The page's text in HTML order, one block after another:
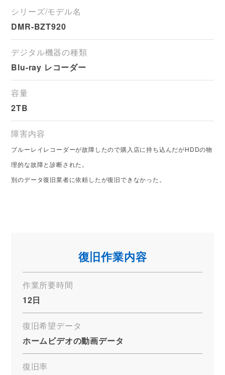
シリーズ/モデル名
DMR-BZT920
デジタル機器の種類
Blu-ray レコーダー
容量
2TB
障害内容
ブルーレイレコーダーが故障したので購入店に持ち込んだがHDDの物
理的な故障と診断された。
別のデータ復旧業者に依頼したが復旧できなかった。
復旧作業内容
作業所要時間
12日
復旧希望データ
ホームビデオの動画データ
復旧率